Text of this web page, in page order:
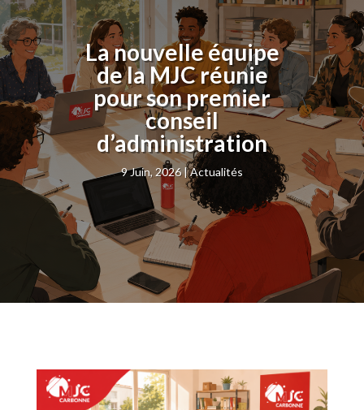
La nouvelle équipe
de la MJC réunie
pour son premier
conseil
d’administration
9 Juin, 2026 Actualités